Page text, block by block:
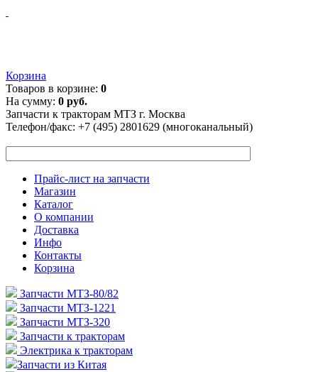
Корзина
Товаров в корзине: 0
На сумму: 0 руб.
Запчасти к тракторам МТЗ г. Москва
Телефон/факс: +7 (495) 2801629 (многоканальный)
Прайс-лист на запчасти
Магазин
Каталог
О компании
Доставка
Инфо
Контакты
Корзина
Запчасти МТЗ-80/82
Запчасти МТЗ-1221
Запчасти МТЗ-320
Запчасти к тракторам
Электрика к тракторам
Запчасти из Китая